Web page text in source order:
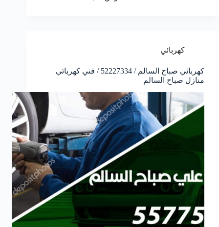
كهربائي
كهربائي صباح السالم / 52227334 / فني كهربائي
منازل صباح السالم